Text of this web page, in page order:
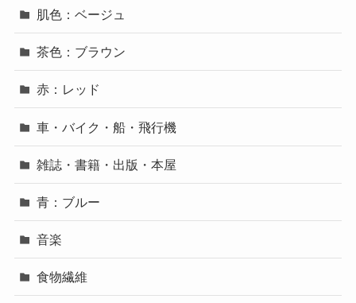
肌色：ベージュ
茶色：ブラウン
赤：レッド
車・バイク・船・飛行機
雑誌・書籍・出版・本屋
青：ブルー
音楽
食物繊維